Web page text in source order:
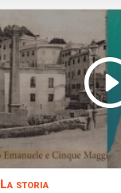
La storia